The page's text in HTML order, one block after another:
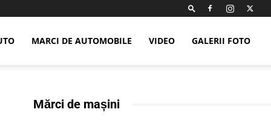
MARCI DE AUTOMOBILE VIDEO GALERII FOTO
Mărci de mașini